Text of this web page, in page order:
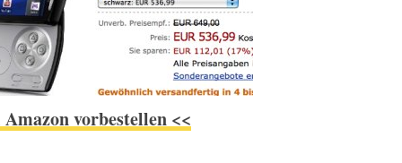
vorbestellen <<